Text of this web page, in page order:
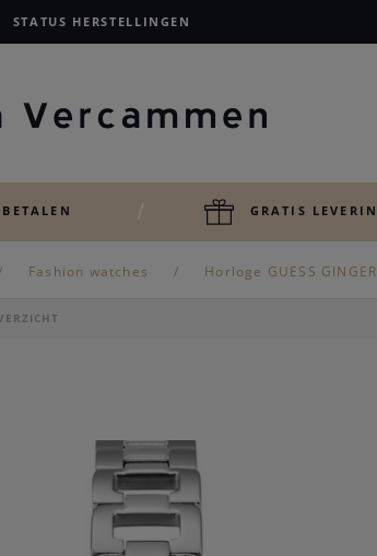
STATUS HERSTELLINGEN
GRATIS
Fashion watches Horloge GUESS